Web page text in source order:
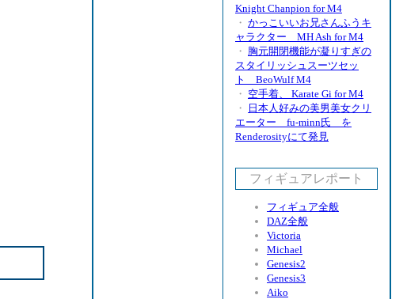
Knight Chanpion for M4
・ かっこいいお兄さんふうキ
ャラクター MH Ash for M4
・ 胸元開閉機能が凝りすぎの
スタイリッシュスーツセッ
ト BeoWulf M4
・ 空手着、 Karate Gi for M4
・
日本人好みの美男美女クリ
エーター fu-minn氏 を
Renderosityにて発見
フィギュアレポート
フィギュア全般
DAZ全般
Victoria
Michael
Genesis2
Genesis3
Aiko